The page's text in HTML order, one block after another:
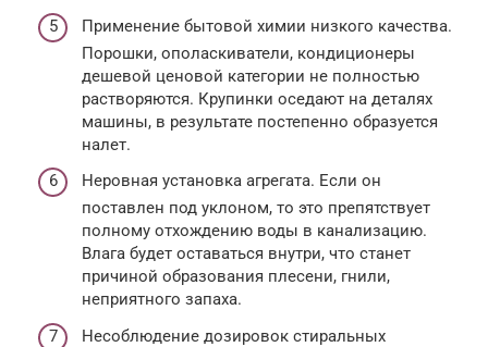
Применение бытовой химии низкого качества.
Порошки, ополаскиватели, кондиционеры
дешевой ценовой категории не полностью
растворяются. Крупинки оседают на деталях
машины, в результате постепенно образуется
налет.
Неровная установка агрегата. Если он
поставлен под уклоном, то это препятствует
полному отхождению воды в канализацию.
Влага будет оставаться внутри, что станет
причиной образования плесени, гнили,
неприятного запаха.
Несоблюдение дозировок стиральных